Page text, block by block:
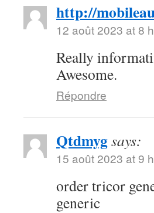
http://
12 août 2023 at 8
Really
Awesome.
Répondre
Qtdmygsays:
15 août 2023 at 9
order tricor
generic